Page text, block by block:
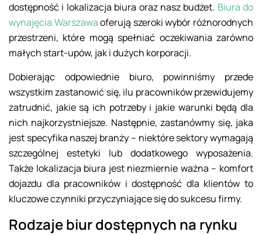
dostępność i lokalizacja biura oraz nasz budżet. Biura do
wynajęcia Warszawaoferują szeroki wybór różnorodnych
przestrzeni, które mogą spełniać oczekiwania zarówno
małych start-upów, jak i dużych korporacji.
Dobierając odpowiednie biuro, powinniśmy przede
wszystkim zastanowić się, ilu pracowników przewidujemy
zatrudnić, jakie są ich potrzeby i jakie warunki będą dla
nich najkorzystniejsze. Następnie, zastanówmy się, jaka
jest specyfika naszej branży – niektóre sektory wymagają
szczególnej estetyki lub dodatkowego wyposażenia.
Także lokalizacja biura jest niezmiernie ważna – komfort
dojazdu dla pracowników i dostępność dla klientów to
kluczowe czynniki przyczyniające się do sukcesu firmy.
Rodzaje biur dostępnych na rynku